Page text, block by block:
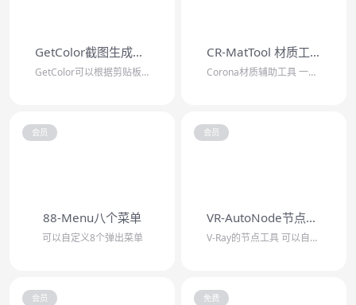
GetColor截图生成材质
GetColor可以根据剪贴板数据生成材质，支持复制颜色代码生成材质，支持截图/...
CR-MatTool 材质工具
Corona材质辅助工具 一键连接PBR贴图，批量添加TriPlanar节点，一...
会员
88-Menu八个菜单
可以自定义8个弹出菜单
会员
VR-AutoNode节点工具
V-Ray的节点工具 可以自动连接PBR贴图/自动批量添加置换贴图/批量添加混合...
会员 免费